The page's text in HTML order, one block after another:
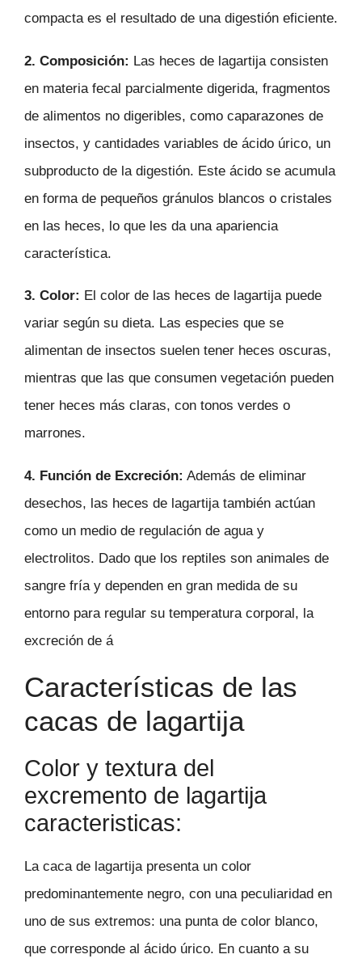
compacta es el resultado de una digestión eficiente.
2. Composición: Las heces de lagartija consisten
en materia fecal parcialmente digerida, fragmentos
de alimentos no digeribles, como caparazones de
insectos, y cantidades variables de ácido úrico, un
subproducto de la digestión. Este ácido se acumula
en forma de pequeños gránulos blancos o cristales
en las heces, lo que les da una apariencia
característica.
3. Color: El color de las heces de lagartija puede
variar según su dieta. Las especies que se
alimentan de insectos suelen tener heces oscuras,
mientras que las que consumen vegetación pueden
tener heces más claras, con tonos verdes o
marrones.
4. Función de Excreción: Además de eliminar
desechos, las heces de lagartija también actúan
como un medio de regulación de agua y
electrolitos. Dado que los reptiles son animales de
sangre fría y dependen en gran medida de su
entorno para regular su temperatura corporal, la
excreción de á
Características de las
cacas de lagartija
Color y textura del
excremento de lagartija
caracteristicas:
La caca de lagartija presenta un color
predominantemente negro, con una peculiaridad en
uno de sus extremos: una punta de color blanco,
que corresponde al ácido úrico. En cuanto a su